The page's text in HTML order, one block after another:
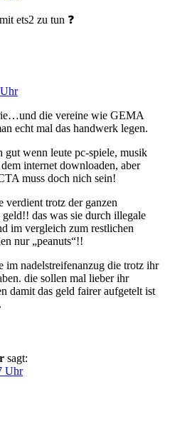
ets2 zu tun ❓
die vereine wie GEMA
echt mal das handwerk legen.
gut wenn leute pc-spiele, musik
internet downloaden, aber
muss doch nich sein!
trotz der ganzen
das was sie durch illegale
im vergleich zum restlichen
nur „peanuts“!!
im nadelstreifenanzug die trotz ihr
die sollen mal lieber ihr
damit das geld fairer aufgetelt ist
sagt:
Uhr